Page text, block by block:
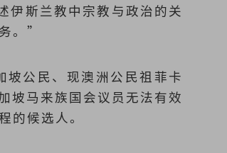
伊斯兰教中宗教与政治的关
。”
公民、现澳洲公民祖菲卡
马来族国会议员无法有效
的候选人。